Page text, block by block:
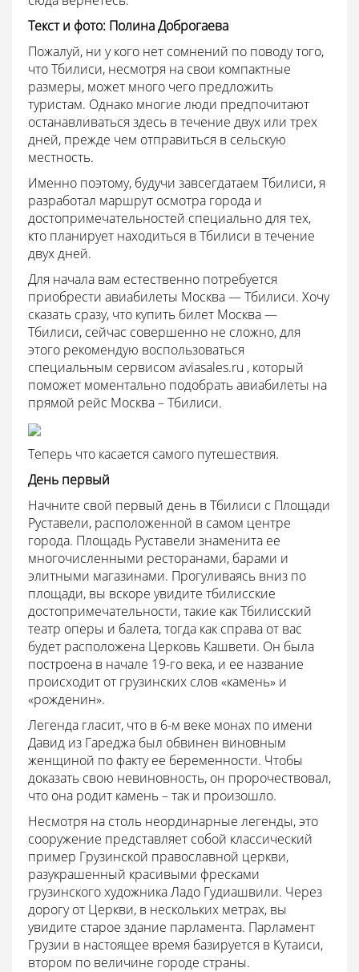
Текст и фото: Полина Доброгаева
Пожалуй, ни у кого нет сомнений по поводу того,
что Тбилиси, несмотря на свои компактные
размеры, может много чего предложить
туристам. Однако многие люди предпочитают
останавливаться здесь в течение двух или трех
дней, прежде чем отправиться в сельскую
местность.
Именно поэтому, будучи завсегдатаем Тбилиси, я
разработал маршрут осмотра города и
достопримечательностей специально для тех,
кто планирует находиться в Тбилиси в течение
двух дней.
Для начала вам естественно потребуется
приобрести авиабилеты Москва — Тбилиси. Хочу
сказать сразу, что купить билет Москва —
Тбилиси, сейчас совершенно не сложно, для
этого рекомендую воспользоваться
специальным сервисом aviasales.ru , который
поможет моментально подобрать авиабилеты на
прямой рейс Москва – Тбилиси.
Теперь что касается самого путешествия.
День первый
Начните свой первый день в Тбилиси с Площади
Руставели, расположенной в самом центре
города. Площадь Руставели знаменита ее
многочисленными ресторанами, барами и
элитными магазинами. Прогуливаясь вниз по
площади, вы вскоре увидите тбилисские
достопримечательности, такие как Тбилисский
театр оперы и балета, тогда как справа от вас
будет расположена Церковь Кашвети. Он была
построена в начале 19-го века, и ее название
происходит от грузинских слов «камень» и
«рожденин».
Легенда гласит, что в 6-м веке монах по имени
Давид из Гареджа был обвинен виновным
женщиной по факту ее беременности. Чтобы
доказать свою невиновность, он пророчествовал,
что она родит камень – так и произошло.
Несмотря на столь неординарные легенды, это
сооружение представляет собой классический
пример Грузинской православной церкви,
разукрашенный красивыми фресками
грузинского художника Ладо Гудиашвили. Через
дорогу от Церкви, в нескольких метрах, вы
увидите старое здание парламента. Парламент
Грузии в настоящее время базируется в Кутаиси,
втором по величине городе страны.